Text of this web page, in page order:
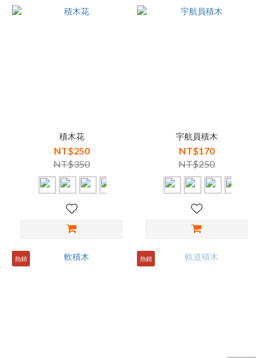
積木花
NT$250
NT$350
宇航員積木
NT$170
NT$250
熱銷 熱銷